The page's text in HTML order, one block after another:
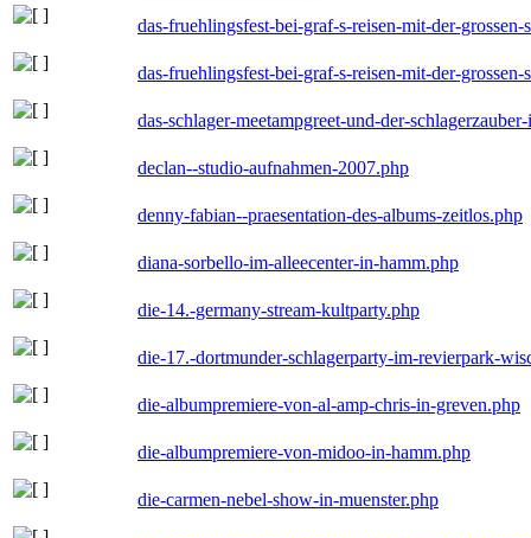
das-fruehlingsfest-bei-graf-s-reisen-mit-der-
das-fruehlingsfest-bei-graf-s-reisen-mit-der-
das-schlager-meetampgreet-und-der-
declan--studio-aufnahmen-2007.php
denny-fabian--praesentation-des-albums-zeitlos.php
diana-sorbello-im-alleecenter-in-hamm.php
die-14.-germany-stream-kultparty.php
die-17.-dortmunder-schlagerparty-im-revierpark-
die-albumpremiere-von-al-amp-chris-in-greven.php
die-albumpremiere-von-midoo-in-hamm.php
die-carmen-nebel-show-in-muenster.php